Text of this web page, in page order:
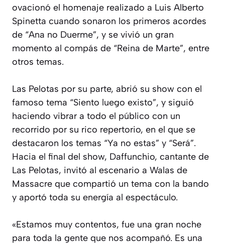
ovacionó el homenaje realizado a Luis Alberto
Spinetta cuando sonaron los primeros acordes
de “Ana no Duerme”, y se vivió un gran
momento al compás de “Reina de Marte”, entre
otros temas.
Las Pelotas por su parte, abrió su show con el
famoso tema “Siento luego existo”, y siguió
haciendo vibrar a todo el público con un
recorrido por su rico repertorio, en el que se
destacaron los temas “Ya no estas” y “Será”.
Hacia el final del show, Daffunchio, cantante de
Las Pelotas, invitó al escenario a Walas de
Massacre que compartió un tema con la bando
y aportó toda su energía al espectáculo.
«Estamos muy contentos, fue una gran noche
para toda la gente que nos acompañó. Es una